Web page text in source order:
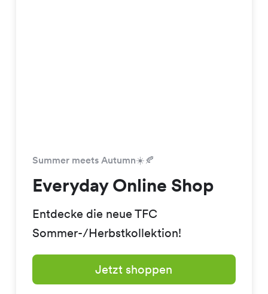
Summer meets Autumn☀️🍂
Everyday Online Shop
Entdecke die neue TFC
Sommer-/Herbstkollektion!
Jetzt shoppen